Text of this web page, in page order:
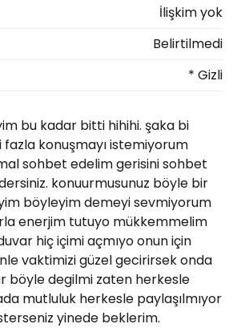
İlişkim yok
Belirtilmedi
* Gizli
bu kadar bitti hihihi. şaka bi
konuşmayı istemiyorum
sohbet edelim gerisini sohbet
konuurmusunuz böyle bir
böyleyim demeyi sevmiyorum
enerjim tutuyo mükkemmelim
hiç içimi açmıyo onun için
vaktimizi güzel gecirirsek onda
böyle degilmi zaten herkesle
mutluluk herkesle paylaşılmıyor
yinede beklerim.